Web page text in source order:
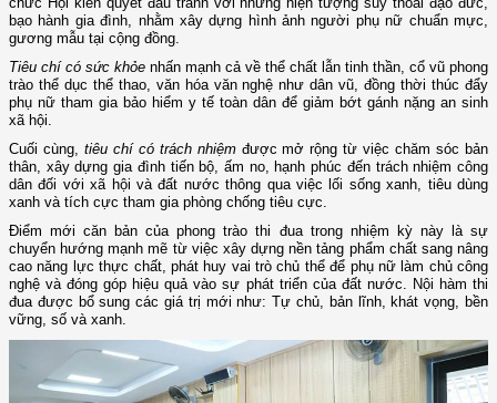
bạo hành gia đình, nhằm xây dựng hình ảnh người phụ nữ chuẩn mực,
gương mẫu tại cộng đồng.
Tiêu chí có sức khỏe nhấn mạnh cả về thể chất lẫn tinh thần, cổ vũ phong
trào thể dục thể thao, văn hóa văn nghệ như dân vũ, đồng thời thúc đẩy
phụ nữ tham gia bảo hiểm y tế toàn dân để giảm bớt gánh nặng an sinh
xã hội.
Cuối cùng, tiêu chí có trách nhiệmđược mở rộng từ việc chăm sóc bản
thân, xây dựng gia đình tiến bộ, ấm no, hạnh phúc đến trách nhiệm công
dân đối với xã hội và đất nước thông qua việc lối sống xanh, tiêu dùng
xanh và tích cực tham gia phòng chống tiêu cực.
Điểm mới căn bản của phong trào thi đua trong nhiệm kỳ này là sự
chuyển hướng mạnh mẽ từ việc xây dựng nền tảng phẩm chất sang nâng
cao năng lực thực chất, phát huy vai trò chủ thể để phụ nữ làm chủ công
nghệ và đóng góp hiệu quả vào sự phát triển của đất nước. Nội hàm thi
đua được bổ sung các giá trị mới như: Tự chủ, bản lĩnh, khát vọng, bền
vững, số và xanh.